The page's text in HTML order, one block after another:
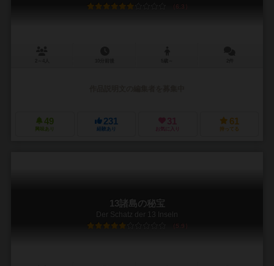
6.3
49
興味あり
231
経験あり
31
お気に入り
61
持ってる
13諸島の秘宝
Der Schatz der 13 Inseln
5.9